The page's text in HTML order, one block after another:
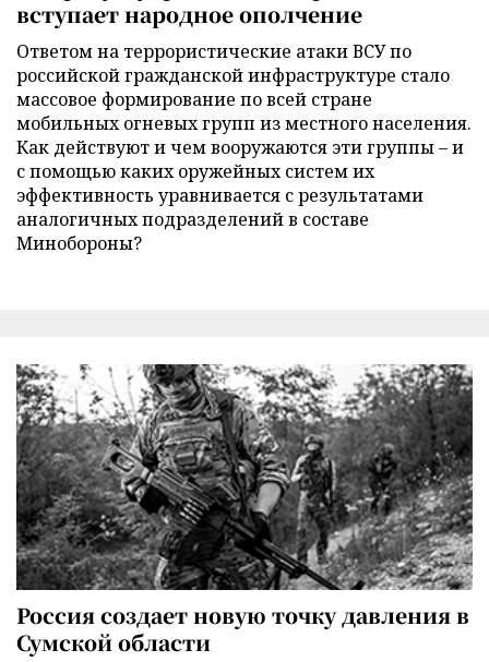
вступает народное ополчение
Ответом на террористические атаки ВСУ по
российской гражданской инфраструктуре стало
массовое формирование по всей стране
мобильных огневых групп из местного населения.
Как действуют и чем вооружаются эти группы – и
с помощью каких оружейных систем их
эффективность уравнивается с результатами
аналогичных подразделений в составе
Минобороны?
Россия создает новую точку давления в
Сумской области